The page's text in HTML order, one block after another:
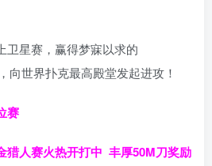
卫星赛，赢得梦寐以求的
向世界扑克最高殿堂发起进攻！
赛
猎人赛火热开打中 丰厚50M刀奖励